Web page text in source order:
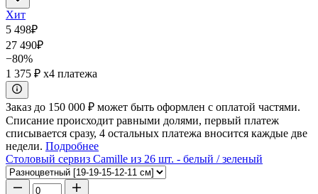
Хит
5 498₽
27 490₽
−80%
1 375 ₽ x4 платежа
Заказ до 150 000 ₽ может быть оформлен с оплатой частями.
Списание происходит равными долями, первый платеж
списывается сразу, 4 остальных платежа вносится каждые две
недели. Подробнее
Столовый сервиз Camille из 26 шт. - белый / зеленый